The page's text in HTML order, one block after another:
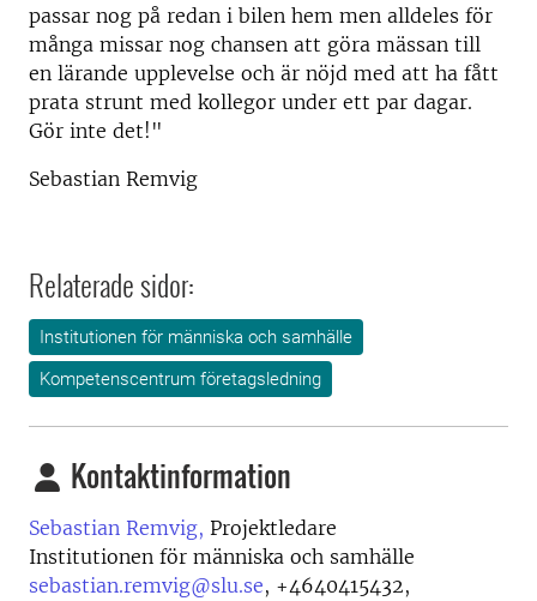
passar nog på redan i bilen hem men alldeles för
många missar nog chansen att göra mässan till
en lärande upplevelse och är nöjd med att ha fått
prata strunt med kollegor under ett par dagar.
Gör inte det!"
Sebastian Remvig
Relaterade sidor:
Institutionen för människa och samhälle
Kompetenscentrum företagsledning
Kontaktinformation
Sebastian Remvig, Projektledare
Institutionen för människa och samhälle
sebastian.remvig@slu.se, +4640415432,